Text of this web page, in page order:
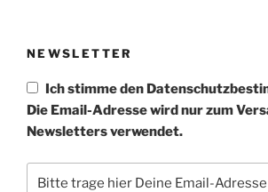
NEWSLETTER
Ich stimme den
Die Email-Adresse wird nur zum
Newsletters verwendet.